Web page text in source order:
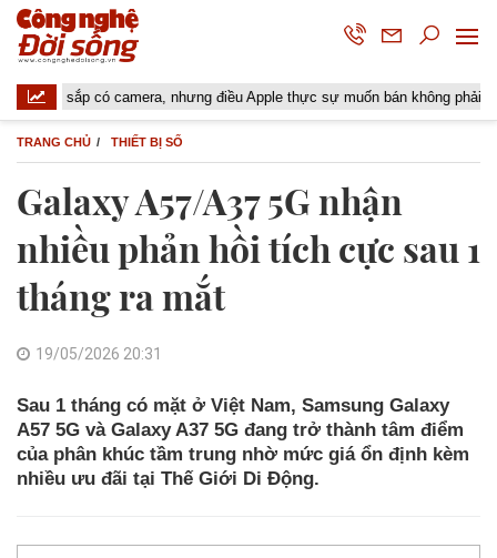
có camera, nhưng điều Apple thực sự muốn bán không phải là một chiếc
TRANG CHỦ THIẾT BỊ SỐ
Galaxy A57/A37 5G nhận
nhiều phản hồi tích cực sau 1
tháng ra mắt
19/05/2026 20:31
Sau 1 tháng có mặt ở Việt Nam, Samsung Galaxy
A57 5G và Galaxy A37 5G đang trở thành tâm điểm
của phân khúc tầm trung nhờ mức giá ổn định kèm
nhiều ưu đãi tại Thế Giới Di Động.